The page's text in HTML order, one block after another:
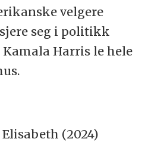
velgere
seg i politikk
Harris le hele
(2024)